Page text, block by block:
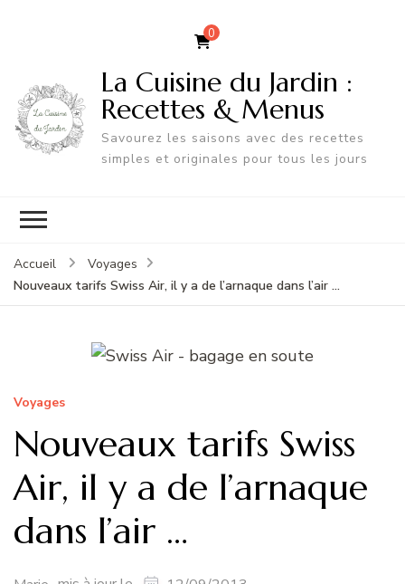
0
La Cuisine du Jardin :
Recettes & Menus
Savourez les saisons avec des recettes
simples et originales pour tous les jours
Accueil
Voyages
Nouveaux tarifs Swiss Air, il y a de l’arnaque dans l’air …
Voyages
Nouveaux tarifs Swiss
Air, il y a de l’arnaque
dans l’air …